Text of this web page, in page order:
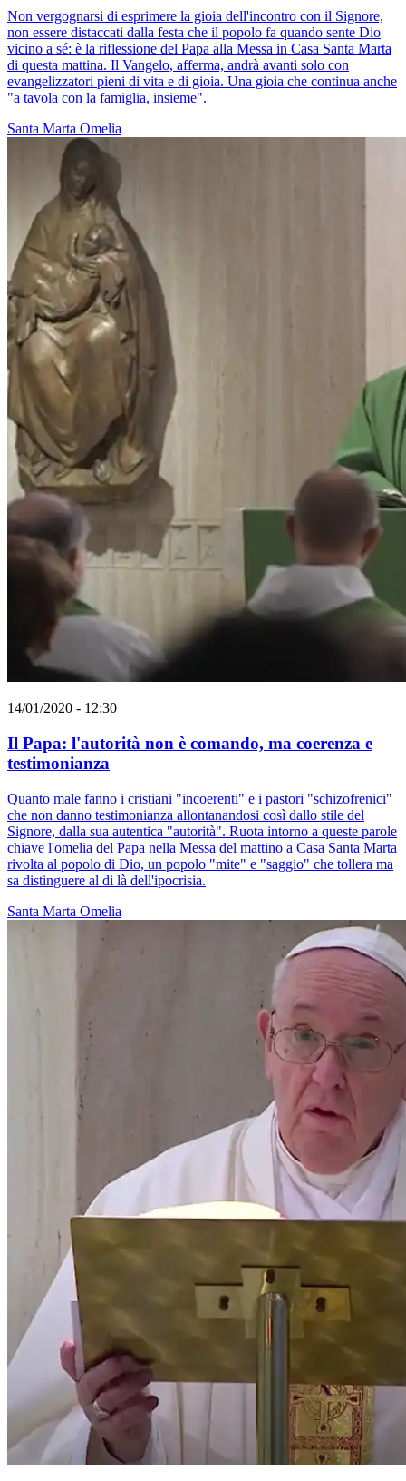
Non vergognarsi di esprimere la gioia dell'incontro con il Signore,
non essere distaccati dalla festa che il popolo fa quando sente Dio
vicino a sé: è la riflessione del Papa alla Messa in Casa Santa Marta
di questa mattina. Il Vangelo, afferma, andrà avanti solo con
evangelizzatori pieni di vita e di gioia. Una gioia che continua anche
"a tavola con la famiglia, insieme".
Santa Marta Omelia
14/01/2020 - 12:30
Il Papa: l'autorità non è comando, ma coerenza e
testimonianza
Quanto male fanno i cristiani "incoerenti" e i pastori "schizofrenici"
che non danno testimonianza allontanandosi così dallo stile del
Signore, dalla sua autentica "autorità". Ruota intorno a queste parole
chiave l'omelia del Papa nella Messa del mattino a Casa Santa Marta
rivolta al popolo di Dio, un popolo "mite" e "saggio" che tollera ma
sa distinguere al di là dell'ipocrisia.
Santa Marta Omelia